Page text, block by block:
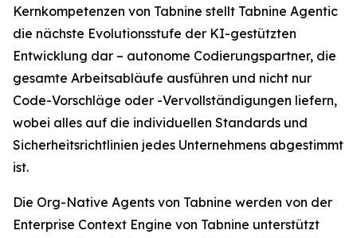
Kernkompetenzen von Tabnine stellt Tabnine Agentic
die nächste Evolutionsstufe der KI-gestützten
Entwicklung dar – autonome Codierungspartner, die
gesamte Arbeitsabläufe ausführen und nicht nur
Code-Vorschläge oder -Vervollständigungen liefern,
wobei alles auf die individuellen Standards und
Sicherheitsrichtlinien jedes Unternehmens abgestimmt
ist.
Die Org-Native Agents von Tabnine werden von der
Enterprise Context Engine von Tabnine unterstützt